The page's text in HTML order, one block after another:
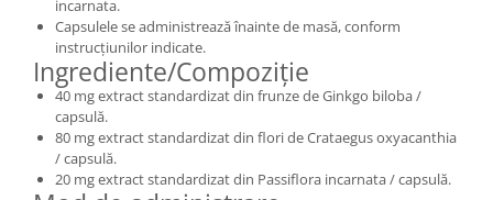
incarnata.
Capsulele se administrează înainte de masă, conform
instrucțiunilor indicate.
Ingrediente/Compoziție
40 mg extract standardizat din frunze de Ginkgo biloba /
capsulă.
80 mg extract standardizat din flori de Crataegus oxyacanthia
/ capsulă.
20 mg extract standardizat din Passiflora incarnata / capsulă.